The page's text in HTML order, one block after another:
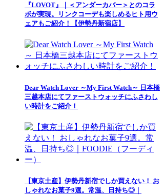
『LOVOT』｜＜アンダーカバー＞とのコラ
ボが実現。リンクコーデも楽しめるヒト用ウ
ェアもご紹介！【伊勢丹新宿店】
Dear Watch Lover ～My First Watch～ 日本橋
三越本店にてファーストウォッチにふさわし
い時計をご紹介！
【東京土産】伊勢丹新宿でしか買えない！ お
しゃれなお菓子9選。常温、日持ち◎｜